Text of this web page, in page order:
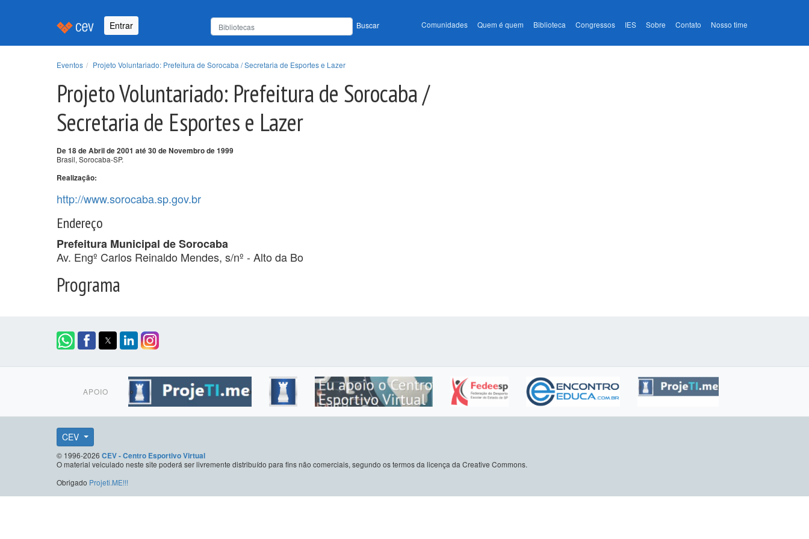
Entrar Buscar Comunidades Quem é quem Biblioteca Congressos IES Sobre Contato Nosso time
Eventos Projeto Voluntariado: Prefeitura de Sorocaba / Secretaria de Esportes e Lazer
Projeto Voluntariado: Prefeitura de Sorocaba /
Secretaria de Esportes e Lazer
De 18 de Abril de 2001 até 30 de Novembro de 1999
Brasil, Sorocaba-SP.
Realização:
http://www.sorocaba.sp.gov.br
Endereço
Prefeitura Municipal de Sorocaba
Av. Engº Carlos Reinaldo Mendes, s/nº - Alto da Bo
Programa
APOIO
CEV
© 1996-2026 CEV - Centro Esportivo Virtual
O material veiculado neste site poderá ser livremente distribuído para fins não comerciais, segundo os termos da licença da Creative Commons.
Obrigado Projeti.ME!!!